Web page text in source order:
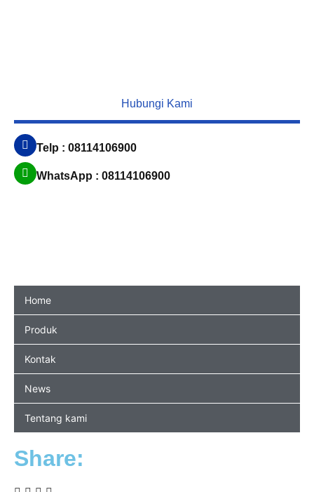
Hubungi Kami
Telp : 08114106900
WhatsApp : 08114106900
Home
Produk
Kontak
News
Tentang kami
Share: